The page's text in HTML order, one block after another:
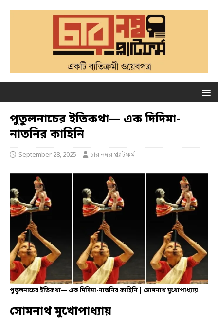
পুতুলনাচের ইতিকথা— এক দিদিমা-
নাতনির কাহিনি
September 28, 2025 চার নম্বর প্ল্যাটফর্ম
পুতুলনাচের ইতিকথা— এক দিদিমা-নাতনির কাহিনি | সোমনাথ মুখোপাধ্যায়
সোমনাথ মুখোপাধ্যায়